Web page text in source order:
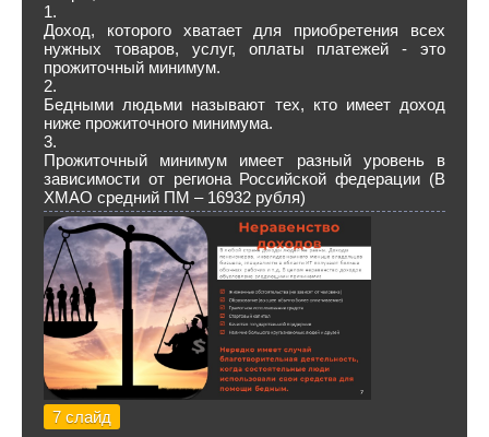
1.
Доход, которого хватает для приобретения всех
нужных товаров, услуг, оплаты платежей - это
прожиточный минимум.
2.
Бедными людьми называют тех, кто имеет доход
ниже прожиточного минимума.
3.
Прожиточный минимум имеет разный уровень в
зависимости от региона Российской федерации (В
ХМАО средний ПМ – 16932 рубля)
7 слайд